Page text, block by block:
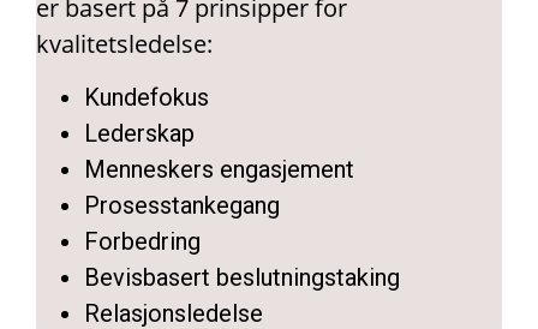
er basert på 7 prinsipper for
kvalitetsledelse:
Kundefokus
Lederskap
Menneskers engasjement
Prosesstankegang
Forbedring
Bevisbasert beslutningstaking
Relasjonsledelse